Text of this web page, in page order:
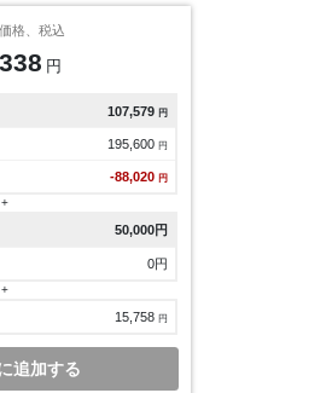
格、税込
円
107,579 円
195,600 円
-88,020 円
+
50,000円
0円
+
15,758 円
追加する